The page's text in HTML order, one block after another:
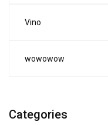
Vino
wowowow
Categories